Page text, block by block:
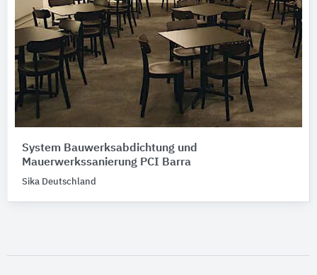
System Bauwerksabdichtung und
Mauerwerkssanierung PCI Barra
Sika Deutschland